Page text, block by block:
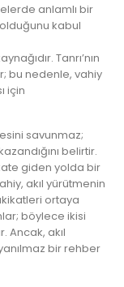
anlamlı bir
kabul
Tanrı’nın
bu nedenle, vahiy
için
savunmaz;
belirtir.
giden yolda bir
akıl yürütmenin
ortaya
böylece ikisi
Ancak, akıl
bir rehber